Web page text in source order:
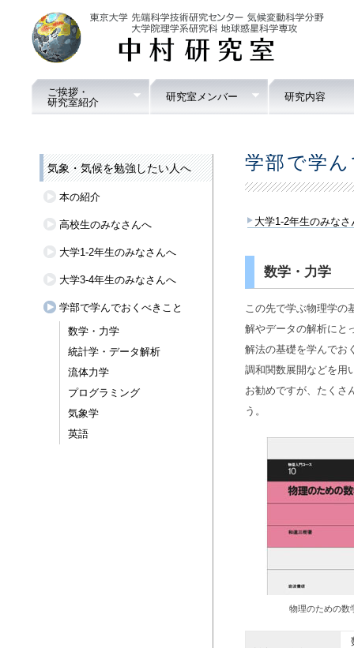
ご挨拶・
研究室紹介
研究室メンバー 研究内容
気象・気候を勉強したい人へ
本の紹介
高校生のみなさんへ
大学1-2年生のみなさんへ
大学3-4年生のみなさんへ
学部で学んでおくべきこと
数学・力学
統計学・データ解析
流体力学
プログラミング
気象学
英語
学部で学
大学1-2年生のみなさ
数学・力学
この先で学ぶ物理学の
解やデータの解析にと
解法の基礎を学んでお
調和関数展開などを用
お勧めですが、たくさ
う。
物理のための数